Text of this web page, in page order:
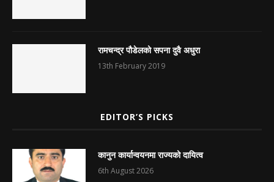
रामचन्द्र पौडेलको सपना दुवै अधुरा
13th February 2019
EDITOR’S PICKS
कानुन कार्यान्वयनमा राज्यको दायित्व
6th August 2026